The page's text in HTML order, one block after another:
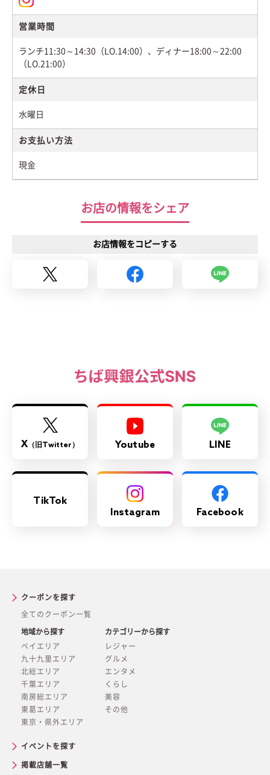
営業時間
ランチ11:30～14:30（LO.14:00）、ディナー18:00～22:00
（LO.21:00）
定休日
水曜日
お支払い方法
現金
お店の情報をシェア
お店情報をコピーする
X（旧Twitter） Youtube LINE
TikTok
Instagram
Facebook
クーポンを探す
全てのクーポン一覧
地域から探す
ベイエリア
九十九里エリア
北総エリア
千葉エリア
南房総エリア
東葛エリア
東京・県外エリア
カテゴリーから探す
レジャー
グルメ
エンタメ
くらし
美容
その他
イベントを探す
掲載店舗一覧